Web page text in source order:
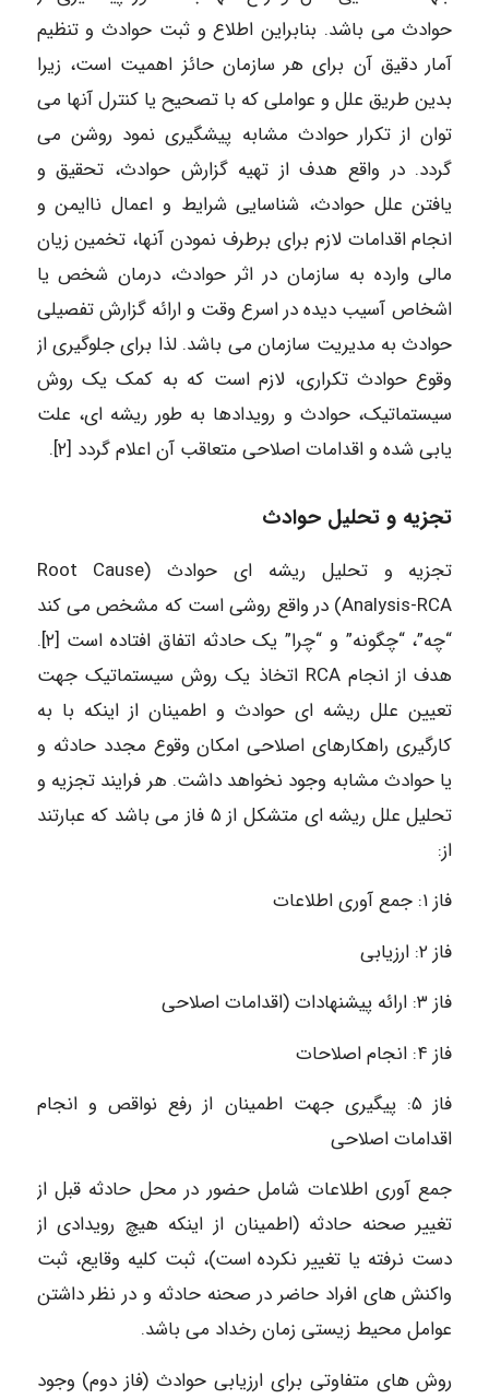
حوادث می باشد. بنابراین اطلاع و ثبت حوادث و تنظیم
آمار دقیق آن برای هر سازمان حائز اهمیت است، زیرا
بدین طریق علل و عواملی که با تصحیح یا کنترل آنها می
توان از تکرار حوادث مشابه پیشگیری نمود روشن می
گردد. در واقع هدف از تهیه گزارش حوادث، تحقیق و
یافتن علل حوادث، شناسایی شرایط و اعمال ناایمن و
انجام اقدامات لازم برای برطرف نمودن آنها، تخمین زیان
مالی وارده به سازمان در اثر حوادث، درمان شخص یا
اشخاص آسیب دیده در اسرع وقت و ارائه گزارش تفصیلی
حوادث به مدیریت سازمان می باشد. لذا برای جلوگیری از
وقوع حوادث تکراری، لازم است که به کمک یک روش
سیستماتیک، حوادث و رویدادها به طور ریشه ای، علت
یابی شده و اقدامات اصلاحی متعاقب آن اعلام گردد [۲].
تجزیه و تحلیل حوادث
تجزیه و تحلیل ریشه ای حوادث (Root Cause
Analysis-RCA) در واقع روشی است که مشخص می کند
“چه”، “چگونه” و “چرا” یک حادثه اتفاق افتاده است [۲].
هدف از انجام RCA اتخاذ یک روش سیستماتیک جهت
تعیین علل ریشه ای حوادث و اطمینان از اینکه با به
کارگیری راهکارهای اصلاحی امکان وقوع مجدد حادثه و
یا حوادث مشابه وجود نخواهد داشت. هر فرایند تجزیه و
تحلیل علل ریشه ای متشکل از ۵ فاز می باشد که عبارتند
از:
فاز ۱: جمع آوری اطلاعات
فاز ۲: ارزیابی
فاز ۳: ارائه پیشنهادات (اقدامات اصلاحی
فاز ۴: انجام اصلاحات
فاز ۵: پیگیری جهت اطمینان از رفع نواقص و انجام
اقدامات اصلاحی
جمع آوری اطلاعات شامل حضور در محل حادثه قبل از
تغییر صحنه حادثه (اطمینان از اینکه هیچ رویدادی از
دست نرفته یا تغییر نکرده است)، ثبت کلیه وقایع، ثبت
واکنش های افراد حاضر در صحنه حادثه و در نظر داشتن
عوامل محیط زیستی زمان رخداد می باشد.
روش های متفاوتی برای ارزیابی حوادث (فاز دوم) وجود